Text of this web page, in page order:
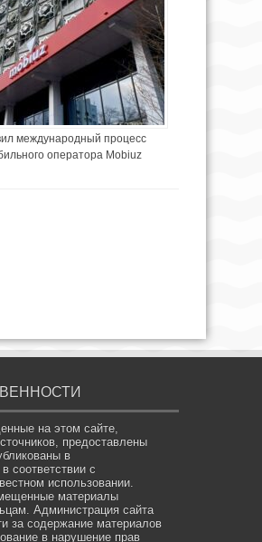
международный процесс
оператора Mobiuz
на этом сайте,
предоставлены
в
соответствии с
использовании.
материалы
Администрация сайта
за содержание материалов
в нарушение прав